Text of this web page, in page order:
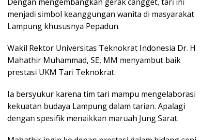
menjadi simbol keanggungan wanita di masyarakat
Lampung khususnya Pepadun.
Wakil Rektor Universitas Teknokrat Indonesia Dr. H
Mahathir Muhammad, SE, MM menyambut baik
prestasi UKM Tari Teknokrat.
Ia bersyukur karena tim tari mampu mengelaborasi
kekuatan budaya Lampung dalam tarian. Apalagi
dengan spesifik menaikkan maruah Jung Sarat.